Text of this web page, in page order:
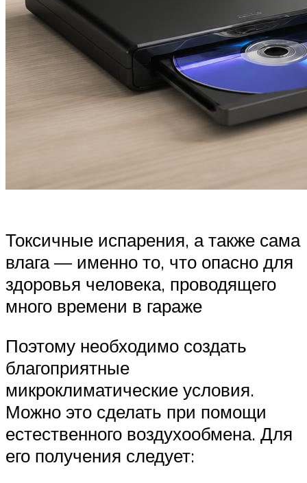
Токсичные испарения, а также сама
влага — именно то, что опасно для
здоровья человека, проводящего
много времени в гараже
Поэтому необходимо создать
благоприятные
микроклиматические условия.
Можно это сделать при помощи
естественного воздухообмена. Для
его получения следует: